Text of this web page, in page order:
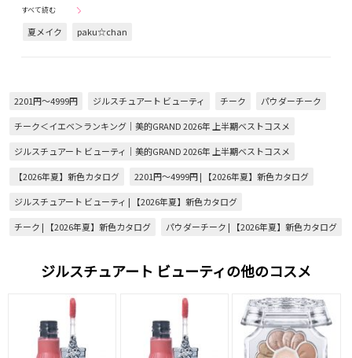
すべて読む
夏メイク paku☆chan
2201円～4999円 ジルスチュアート ビューティ チーク
パウダーチーク
チーク＜イエベ＞ランキング｜美的GRAND 2026年 上半期ベストコスメ
ジルスチュアート ビューティ｜美的GRAND 2026年 上半期ベストコスメ
【2026年夏】新色カタログ
2201円～4999円 | 【2026年夏】新色カタログ
ジルスチュアート ビューティ | 【2026年夏】新色カタログ
チーク | 【2026年夏】新色カタログ
パウダーチーク | 【2026年夏】新色カタログ
ジルスチュアート ビューティの他のコスメ